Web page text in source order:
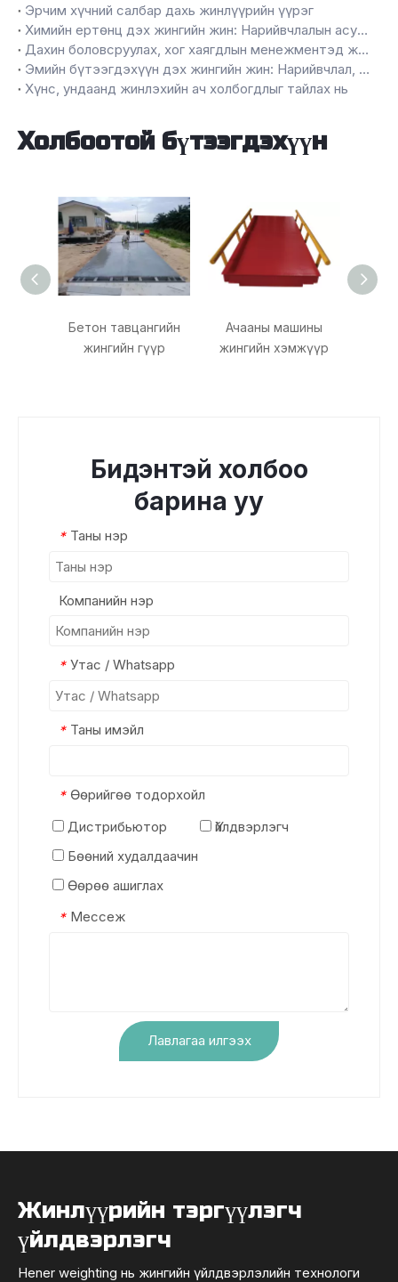
Эрчим хүчний салбар дахь жинлүүрийн үүрэг
Химийн ертөнц дэх жингийн жин: Нарийвчлалын асуудал
Дахин боловсруулах, хог хаягдлын менежментэд жингийн жингийн үүрэг
Эмийн бүтээгдэхүүн дэх жингийн жин: Нарийвчлал, чанарыг баталгаажуулах
Хүнс, ундаанд жинлэхийн ач холбогдлыг тайлах нь
Холбоотой бүтээгдэхүүн
Бетон тавцангийн
жингийн гүүр
Ачааны машины
жингийн хэмжүүр
Бидэнтэй холбоо
барина уу
* Таны нэр
Компанийн нэр
* Утас / Whatsapp
* Таны имэйл
* Өөрийгөө тодорхойл
Дистрибьютор
Үйлдвэрлэгч
Бөөний худалдаачин
Өөрөө ашиглах
* Мессеж
Лавлагаа илгээх
Жинлүүрийн тэргүүлэгч
үйлдвэрлэгч
Hener weighting нь жингийн үйлдвэрлэлийн технологи